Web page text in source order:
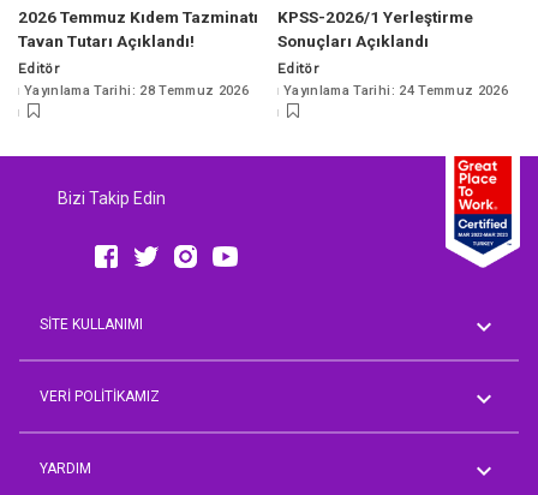
2026 Temmuz Kıdem Tazminatı
Tavan Tutarı Açıklandı!
Posted
by
Editör
Yayınlama Tarihi: 28 Temmuz 2026
KPSS-2026/1 Yerleştirme
Sonuçları Açıklandı
Posted
by
Editör
Yayınlama Tarihi: 24 Temmuz 2026
Bizi Takip Edin
SİTE KULLANIMI
AVM Rehberi
VERİ POLİTİKAMIZ
Çalışan Aydınlatma Metni
YARDIM